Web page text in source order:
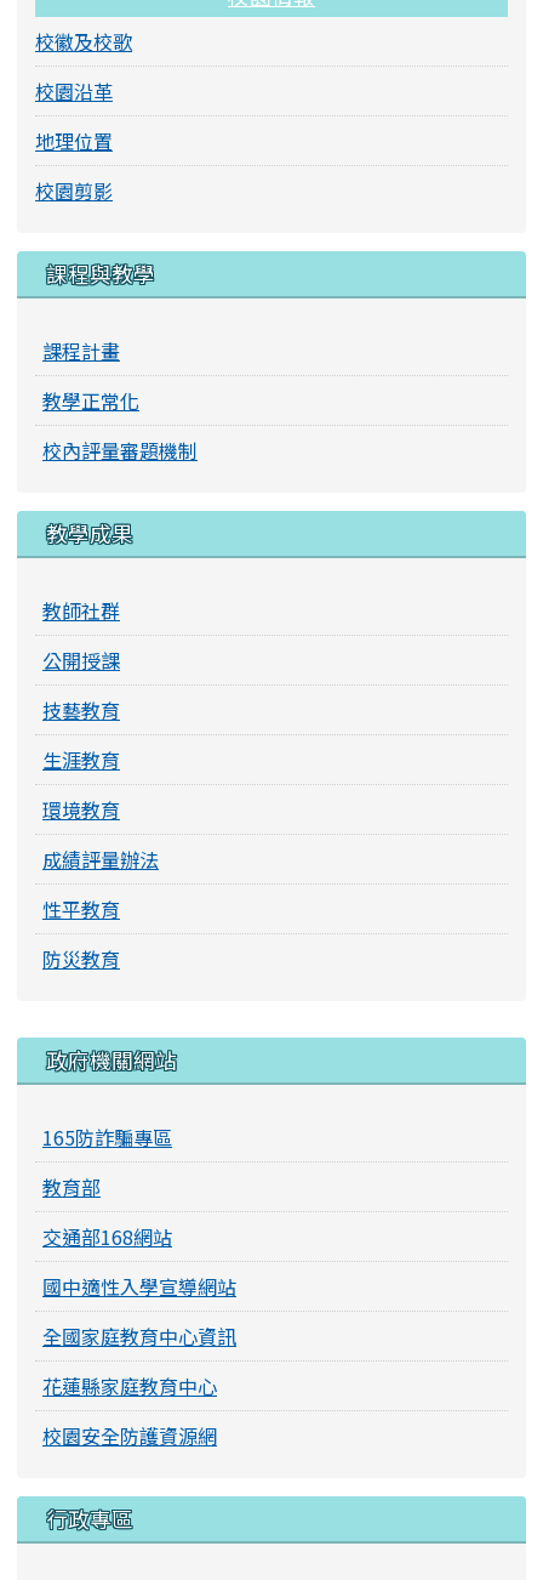
校徽及校歌
校園沿革
地理位置
校園剪影
課程與教學
課程計畫
教學正常化
校內評量審題機制
教學成果
教師社群
公開授課
技藝教育
生涯教育
環境教育
成績評量辦法
性平教育
防災教育
右邊區域內容
政府機關網站
165防詐騙專區
教育部
交通部168網站
國中適性入學宣導網站
全國家庭教育中心資訊
花蓮縣家庭教育中心
校園安全防護資源網
行政專區